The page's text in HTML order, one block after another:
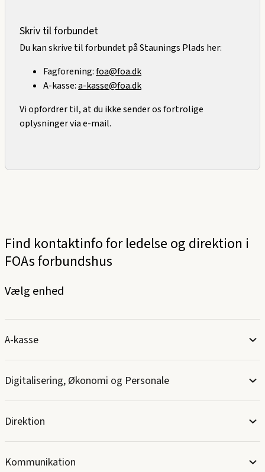
Skriv til forbundet
Du kan skrive til forbundet på Staunings Plads her:
Fagforening:foa@foa.dk
A-kasse:a-kasse@foa.dk
Vi opfordrer til, at du ikke sender os fortrolige
oplysninger via e-mail.
Find kontaktinfo for ledelse og direktion i
FOAs forbundshus
Vælg enhed
A-kasse
Digitalisering, Økonomi og Personale
Direktion
Kommunikation